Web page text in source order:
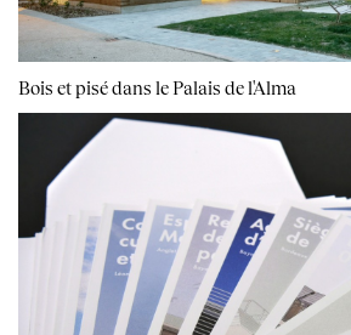
Bois et pisé dans le Palais de l'Alma